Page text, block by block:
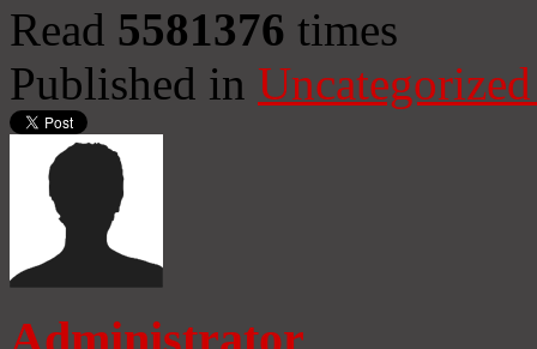
Read 5581376 times
Published in